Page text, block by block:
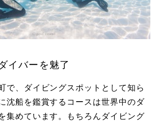
イバーを魅了
で、ダイビングスポットとして知ら
沈船を鑑賞するコースは世界中のダ
集めています。もちろんダイビング